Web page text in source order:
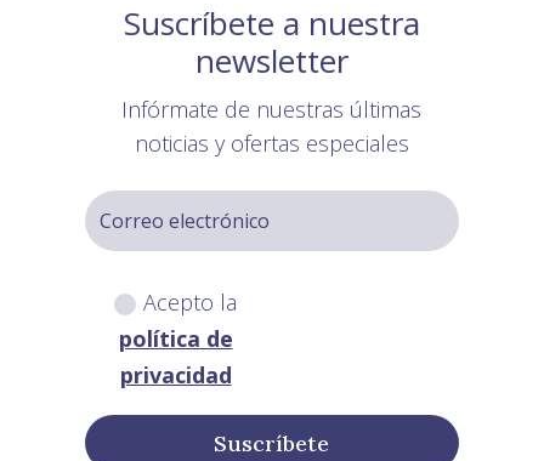
Suscríbete a nuestra
newsletter
Infórmate de nuestras últimas
noticias y ofertas especiales
Acepto la
política de
privacidad
Suscríbete